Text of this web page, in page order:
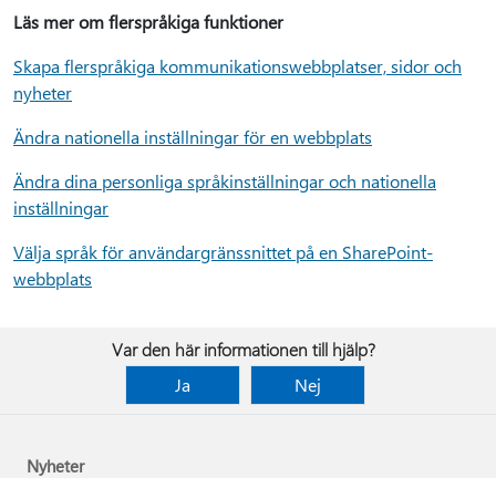
Läs mer om flerspråkiga funktioner
Skapa flerspråkiga kommunikationswebbplatser, sidor och
nyheter
Ändra nationella inställningar för en webbplats
Ändra dina personliga språkinställningar och nationella
inställningar
Välja språk för användargränssnittet på en SharePoint-
webbplats
Var den här informationen till hjälp?
Ja
Nej
Nyheter